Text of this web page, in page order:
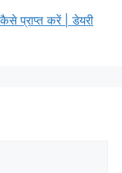
प्राप्त करें | डेयरी